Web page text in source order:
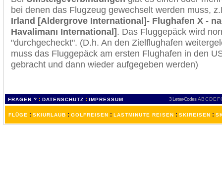
bei denen das Flugzeug gewechselt werden muss,
Irland [Aldergrove International]- Flughafen X -
Havalimanı International]. Das Fluggepäck wird
"durchgecheckt". (D.h. An den Zielflughafen
muss das Fluggepäck am ersten Flughafen in den
gebracht und dann wieder aufgegeben werden)
FRAGEN ? : DATENSCHUTZ : IMPRESSUM 3 Letter-Codes ABCDEF
FLÜGE : SKIURLAUB : GOLFREISEN : LASTMINUTE REISEN : SKIREISEN :